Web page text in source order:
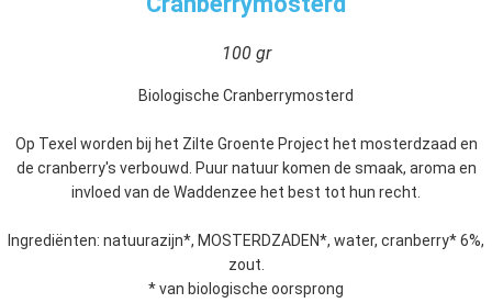
100 gr
Biologische Cranberrymosterd
Op Texel worden bij het Zilte Groente Project het mosterdzaad en
de cranberry's verbouwd. Puur natuur komen de smaak, aroma en
invloed van de Waddenzee het best tot hun recht.
Ingrediënten: natuurazijn*, MOSTERDZADEN*, water, cranberry* 6%,
zout.
* van biologische oorsprong